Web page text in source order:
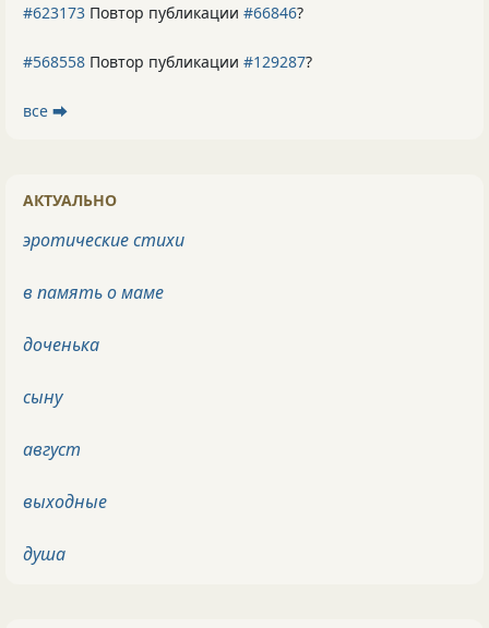
#623173 Повтор публикации #66846?
#568558 Повтор публикации #129287?
все ⮕
АКТУАЛЬНО
эротические стихи
в память о маме
доченька
сыну
август
выходные
душа